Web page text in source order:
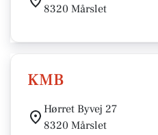
8320 Mårslet
KMB
Hørret Byvej 27
8320 Mårslet